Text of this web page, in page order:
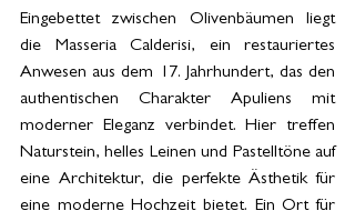
Eingebettet zwischen Olivenbäumen liegt
die Masseria Calderisi, ein restauriertes
Anwesen aus dem 17. Jahrhundert, das den
authentischen Charakter Apuliens mit
moderner Eleganz verbindet. Hier treffen
Naturstein, helles Leinen und Pastelltöne auf
eine Architektur, die perfekte Ästhetik für
eine moderne Hochzeit bietet. Ein Ort für